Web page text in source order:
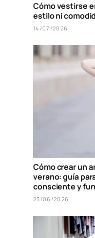
Cómo vestirse
estilo ni
14/07/2026
Cómo crear un
verano: guía
consciente y
23/06/2026